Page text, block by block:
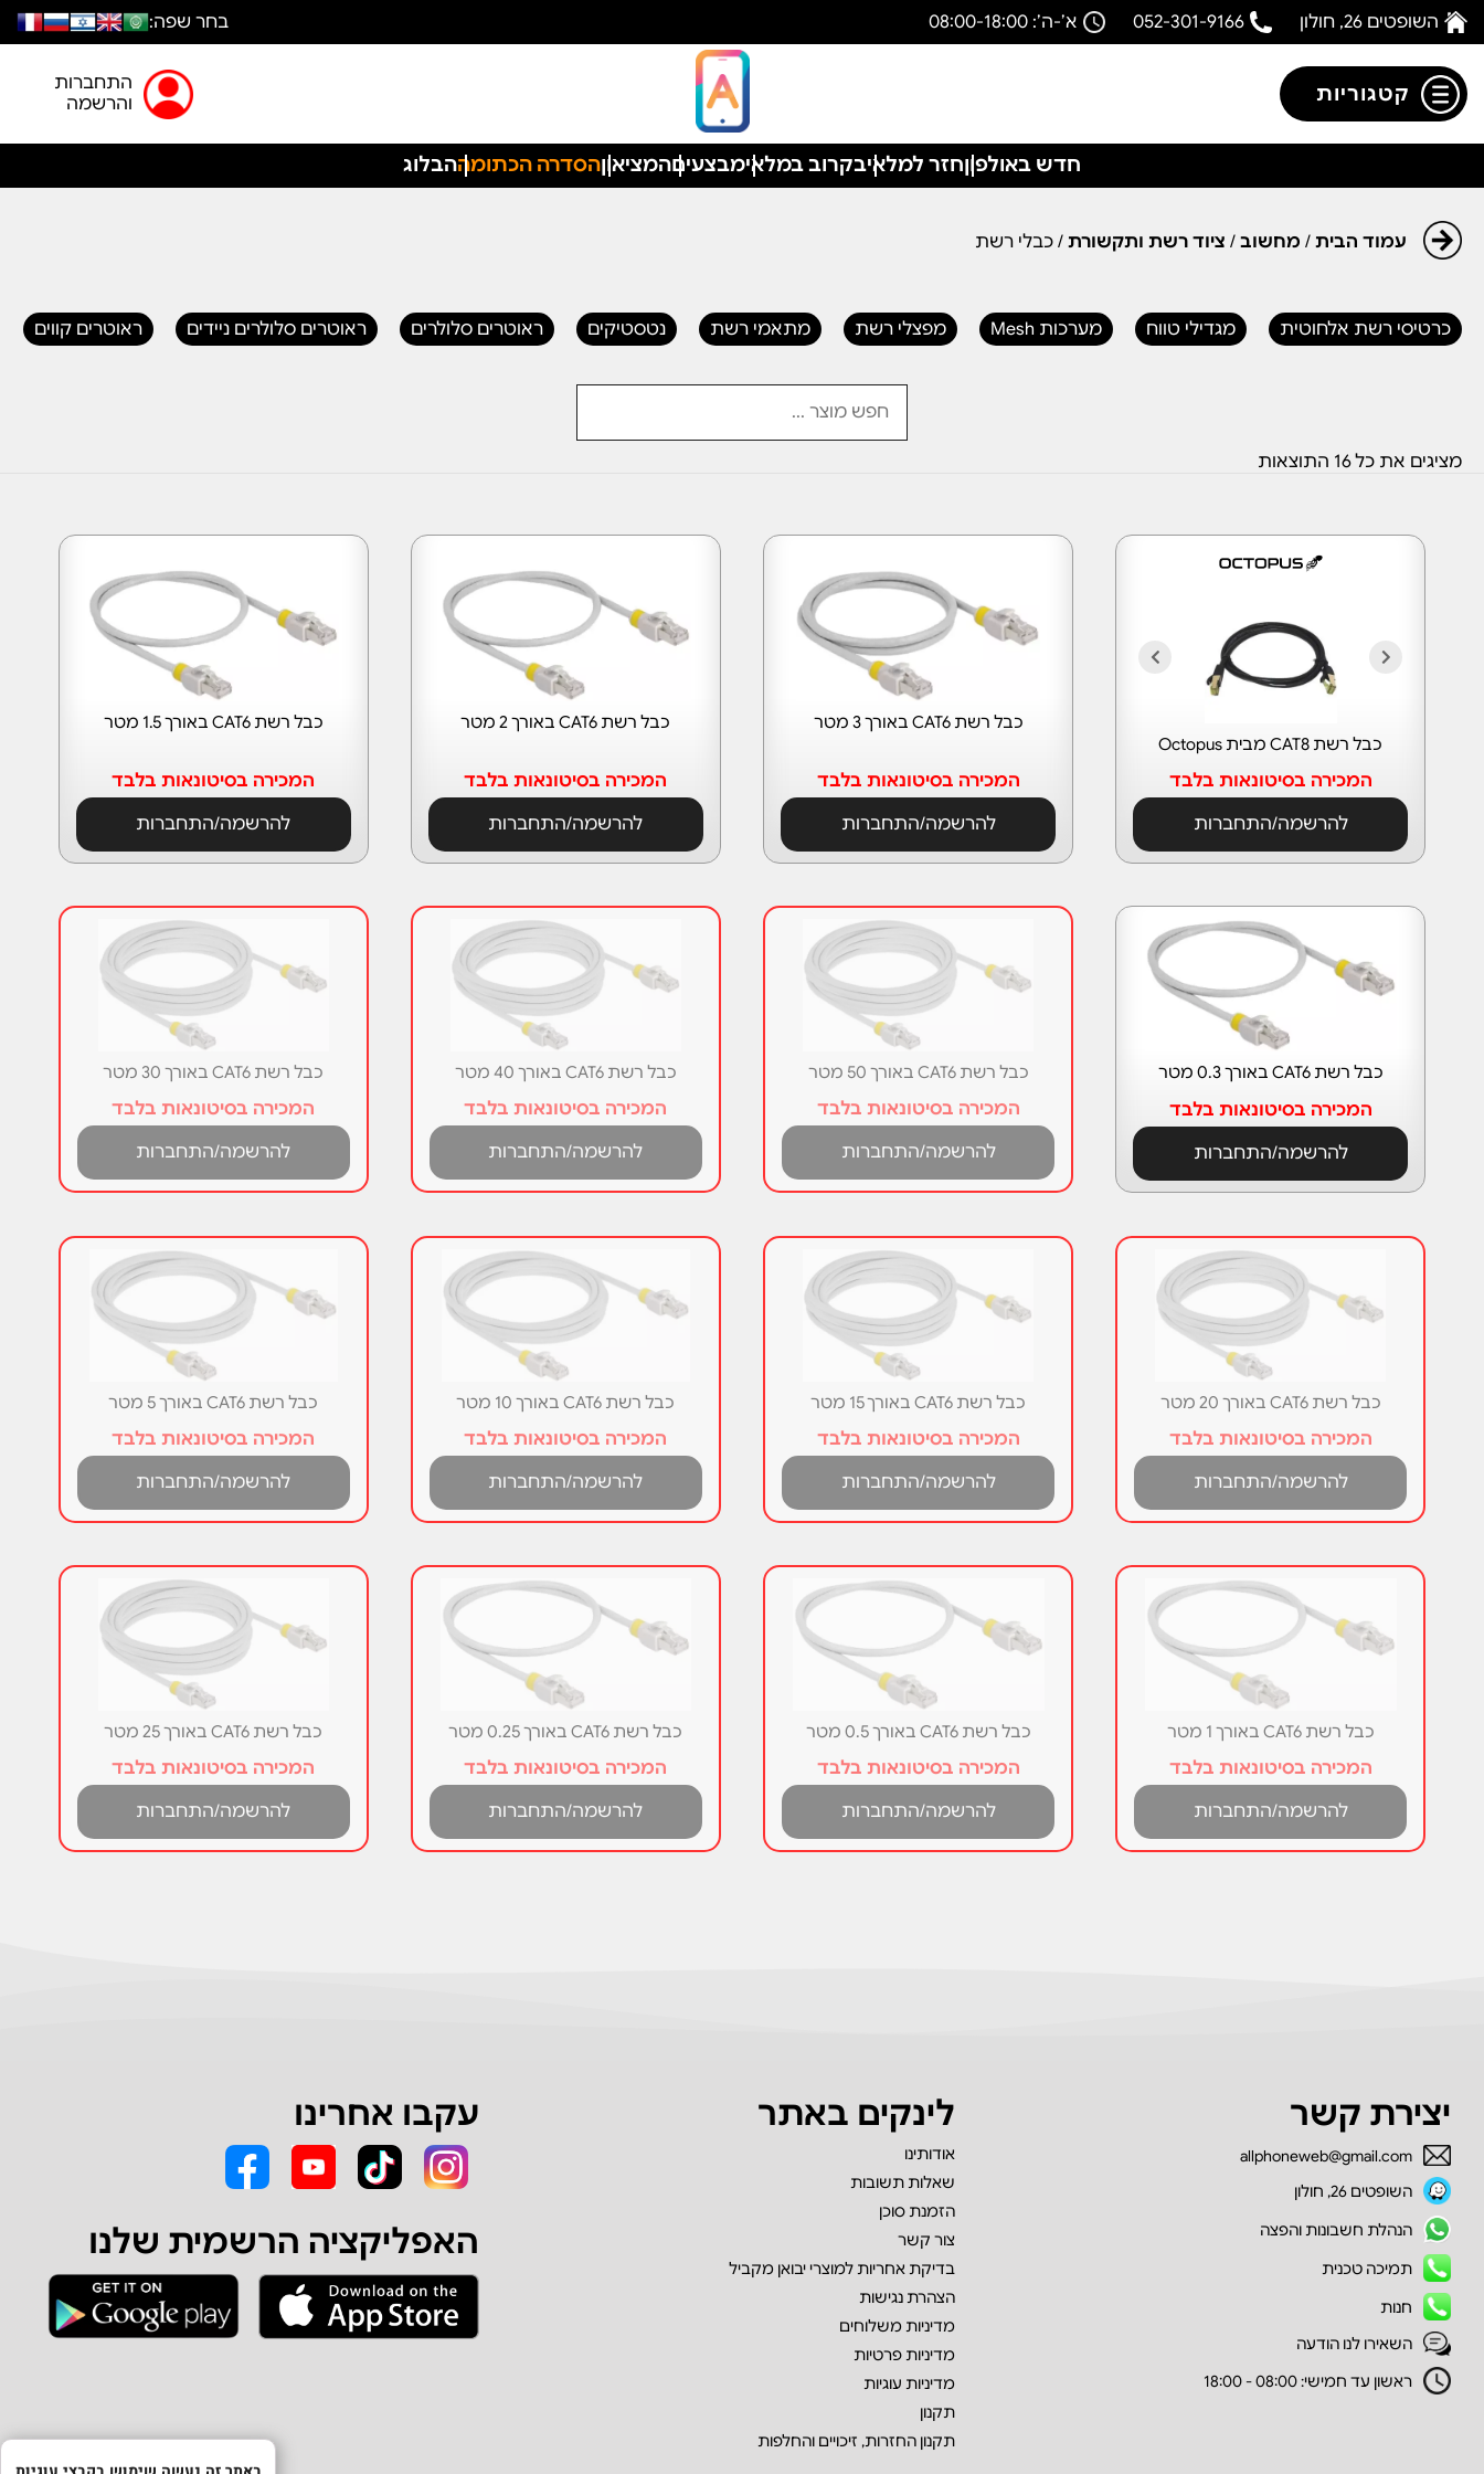
השופטים 26, חולון 052-301-9166 א’-ה’: 08:00-18:00 בחר שפה:
קטגוריות
התחברות
והרשמה
חדש באולפוןחזר למלאיבקרוב במלאימבצעיםהמציאוןהסדרה הכתומההבלוג
עמוד הבית / מחשוב / ציוד רשת ותקשורת / כבלי רשת
כרטיסי רשת אלחוטית מגדילי טווח מערכות Mesh מפצלי רשת מתאמי רשת נטסטיקים ראוטרים סלולרים ראוטרים סלולרים ניידים ראוטרים קווים
מציגים את כל ⁦16⁩ התוצאות
כבל רשת CAT8 מבית Octopus
המכירה בסיטונאות בלבד
להרשמה/התחברות
כבל רשת CAT6 באורך 50 מטר
המכירה בסיטונאות בלבד
להרשמה/התחברות
כבל רשת CAT6 באורך 40 מטר
המכירה בסיטונאות בלבד
להרשמה/התחברות
כבל רשת CAT6 באורך 30 מטר
המכירה בסיטונאות בלבד
להרשמה/התחברות
כבל רשת CAT6 באורך 20 מטר
המכירה בסיטונאות בלבד
להרשמה/התחברות
כבל רשת CAT6 באורך 15 מטר
המכירה בסיטונאות בלבד
להרשמה/התחברות
כבל רשת CAT6 באורך 10 מטר
המכירה בסיטונאות בלבד
להרשמה/התחברות
כבל רשת CAT6 באורך 5 מטר
המכירה בסיטונאות בלבד
להרשמה/התחברות
כבל רשת CAT6 באורך 3 מטר
המכירה בסיטונאות בלבד
להרשמה/התחברות
כבל רשת CAT6 באורך 2 מטר
המכירה בסיטונאות בלבד
להרשמה/התחברות
כבל רשת CAT6 באורך 1.5 מטר
המכירה בסיטונאות בלבד
להרשמה/התחברות
כבל רשת CAT6 באורך 1 מטר
המכירה בסיטונאות בלבד
להרשמה/התחברות
כבל רשת CAT6 באורך 0.5 מטר
המכירה בסיטונאות בלבד
להרשמה/התחברות
כבל רשת CAT6 באורך 0.3 מטר
המכירה בסיטונאות בלבד
להרשמה/התחברות
כבל רשת CAT6 באורך 0.25 מטר
המכירה בסיטונאות בלבד
להרשמה/התחברות
כבל רשת CAT6 באורך 25 מטר
המכירה בסיטונאות בלבד
להרשמה/התחברות
יצירת קשר
allphoneweb@gmail.com
השופטים 26, חולון
הנהלת חשבונות והפצה
תמיכה טכנית
חנות
השאירו לנו הודעה
ראשון עד חמישי: 08:00 - 18:00
לינקים באתר
אודותינו
שאלות תשובות
הזמנת סוכן
צור קשר
בדיקת אחריות למוצרי יבואן מקביל
הצהרת נגישות
מדיניות משלוחים
מדיניות פרטיות
מדיניות עוגיות
תקנון
תקנון החזרות, זיכויים והחלפות
עקבו אחרינו
האפליקציה הרשמית שלנו